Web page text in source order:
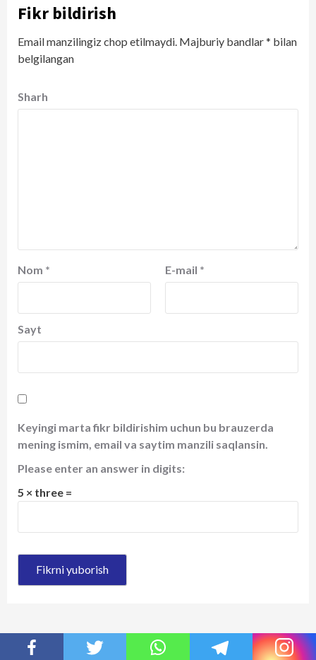
Fikr bildirish
Email manzilingiz chop etilmaydi. Majburiy bandlar* bilan
belgilangan
Sharh
Nom * E-mail *
Sayt
Keyingi marta fikr bildirishim uchun bu brauzerda
mening ismim, email va saytim manzili saqlansin.
Please enter an answer in digits:
5 × three =
Қидириш